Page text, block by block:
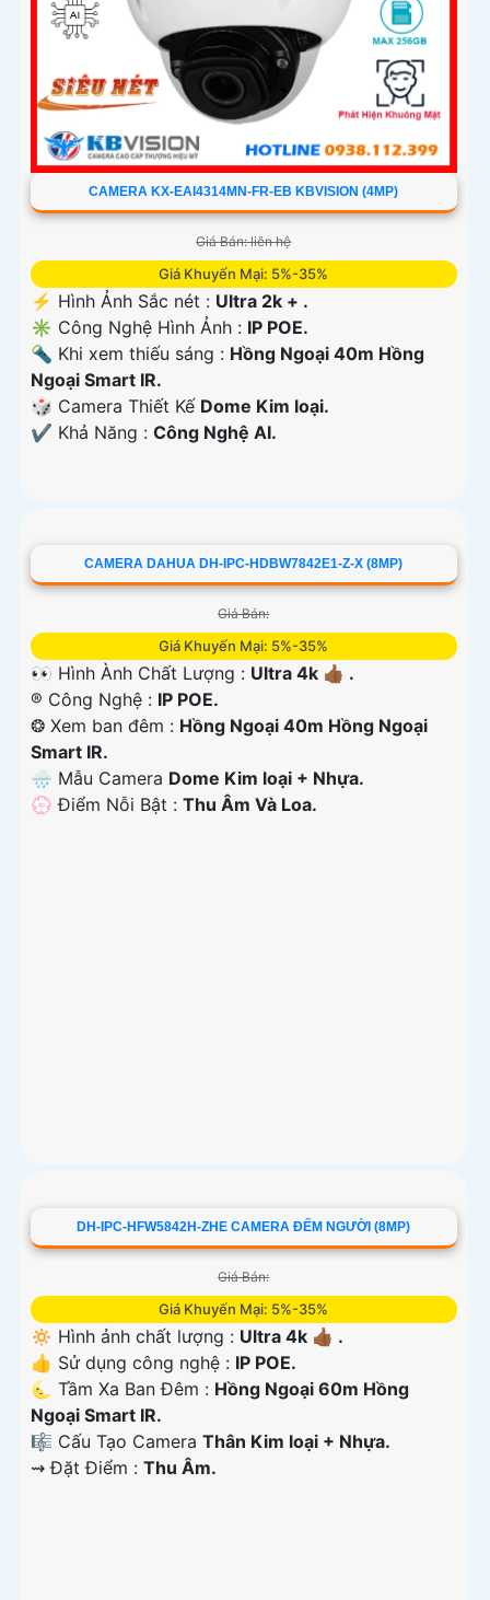
CAMERA KX-EAI4314MN-FR-EB KBVISION (4MP)
Giá Bán: liên hệ
Giá Khuyến Mại: 5%-35%
️⚡ Hình Ảnh Sắc nét : Ultra 2k + .
✳️ Công Nghệ Hình Ảnh : IP POE.
🔦 Khi xem thiếu sáng : Hồng Ngoại 40m Hồng
Ngoại Smart IR.
🎲 Camera Thiết Kế Dome Kim loại.
️✔️ Khả Năng : Công Nghệ AI.
CAMERA DAHUA DH-IPC-HDBW7842E1-Z-X (8MP)
Giá Bán:
Giá Khuyến Mại: 5%-35%
👀 Hình Ành Chất Lượng : Ultra 4k 👍🏾 .
®️ Công Nghệ : IP POE.
❂ Xem ban đêm : Hồng Ngoại 40m Hồng Ngoại
Smart IR.
🌧️ Mẫu Camera Dome Kim loại + Nhựa.
️💮 Điểm Nỗi Bật : Thu Âm Và Loa.
DH-IPC-HFW5842H-ZHE CAMERA ĐẾM NGƯỜI (8MP)
Giá Bán:
Giá Khuyến Mại: 5%-35%
🔅 Hình ảnh chất lượng : Ultra 4k 👍🏾 .
👍 Sử dụng công nghệ : IP POE.
🌜 Tầm Xa Ban Đêm : Hồng Ngoại 60m Hồng
Ngoại Smart IR.
🎼️ Cấu Tạo Camera Thân Kim loại + Nhựa.
️⇝ Đặt Điểm : Thu Âm.